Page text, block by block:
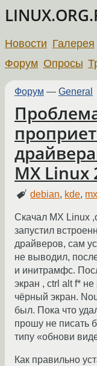
Новости Галерея
Форум Опросы
Форум — General
MX Linux
debian, kde,
Скачал MX Linux
запустил
драйверов, сам
не выводил,
и инитрамфс.
экран , ctrl alt f* не
чёрный экран.
был. Пока что
прошу не писать
типу «обнови
Как правильно